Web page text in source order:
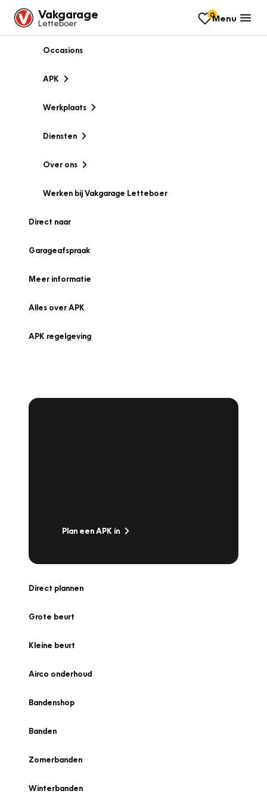
Vakgarage
Letteboer
0Menu
Occasions
APK
Werkplaats
Diensten
Over ons
Werken bij Vakgarage Letteboer
Direct naar
Garageafspraak
Meer informatie
Alles over APK
APK regelgeving
Plan een APK in
Direct plannen
Grote beurt
Kleine beurt
Airco onderhoud
Bandenshop
Banden
Zomerbanden
Winterbanden